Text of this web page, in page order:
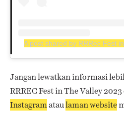
A post shared by RRRec Fest
Jangan lewatkan informasi
RRREC Fest in The Valley
Instagramataulaman website